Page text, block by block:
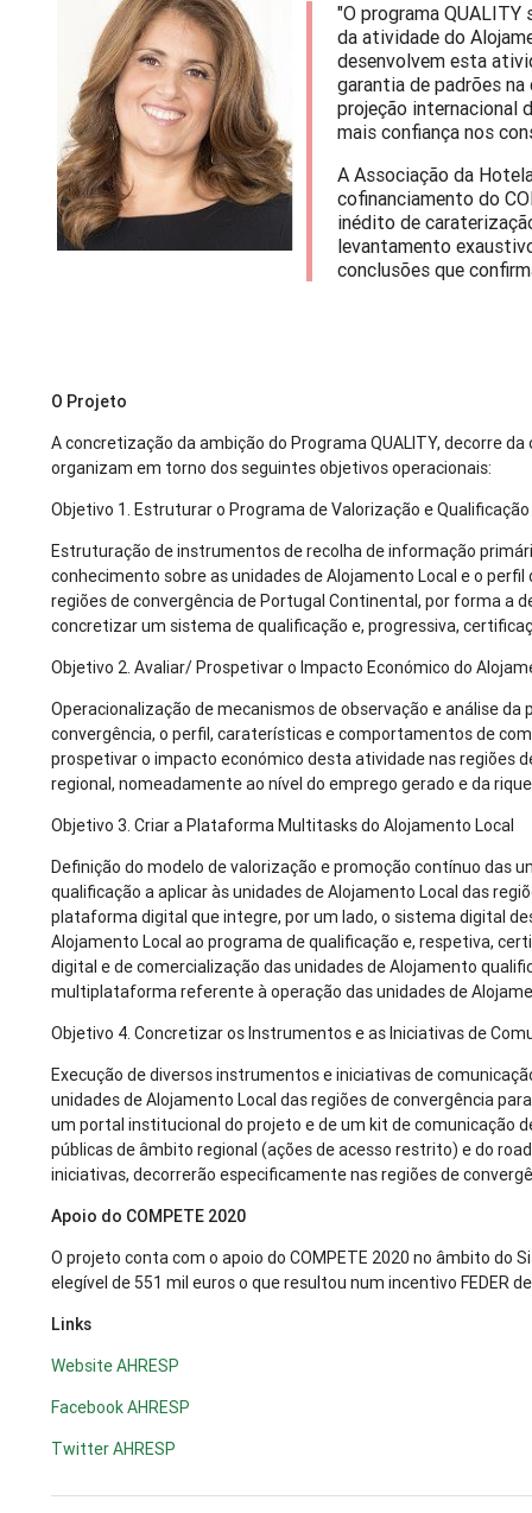
"O programa
da atividade do
desenvolvem esta
garantia de padrões
projeção internacional
mais confiança nos
A Associação da
cofinanciamento do
inédito de
levantamento
conclusões que
O Projeto
A concretização da ambição do Programa QUALITY, decorre
organizam em torno dos seguintes objetivos operacionais:
Objetivo 1. Estruturar o Programa de Valorização e
Estruturação de instrumentos de recolha de informação
conhecimento sobre as unidades de Alojamento Local e o
regiões de convergência de Portugal Continental, por forma a
concretizar um sistema de qualificação e, progressiva,
Objetivo 2. Avaliar/ Prospetivar o Impacto Económico do
Operacionalização de mecanismos de observação e análise
convergência, o perfil, caraterísticas e comportamentos de
prospetivar o impacto económico desta atividade nas regiões
regional, nomeadamente ao nível do emprego gerado e da
Objetivo 3. Criar a Plataforma Multitasks do Alojamento Local
Definição do modelo de valorização e promoção contínuo das
qualificação a aplicar às unidades de Alojamento Local das
plataforma digital que integre, por um lado, o sistema digital
Alojamento Local ao programa de qualificação e, respetiva,
digital e de comercialização das unidades de Alojamento
multiplataforma referente à operação das unidades de
Objetivo 4. Concretizar os Instrumentos e as Iniciativas de
Execução de diversos instrumentos e iniciativas de
unidades de Alojamento Local das regiões de convergência
um portal institucional do projeto e de um kit de comunicação
públicas de âmbito regional (ações de acesso restrito) e do
iniciativas, decorrerão especificamente nas regiões de
Apoio do COMPETE 2020
O projeto conta com o apoio do COMPETE 2020 no âmbito do
elegível de 551 mil euros o que resultou num incentivo FEDER
Links
Website AHRESP
Facebook AHRESP
Twitter AHRESP